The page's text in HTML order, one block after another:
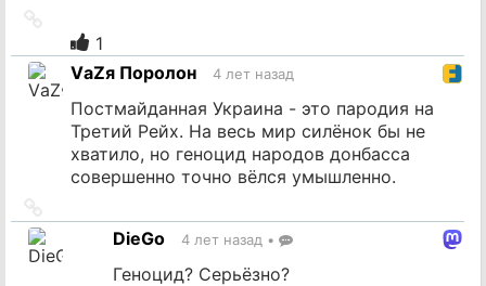
источник
1
VаZя Поролон
4 лет назад
Постмайданная Украина - это пародия на
Третий Рейх. На весь мир силёнок бы не
хватило, но геноцид народов донбасса
совершенно точно вёлся умышленно.
на
источник DieGo 4 лет назад •
Геноцид? Серьёзно?